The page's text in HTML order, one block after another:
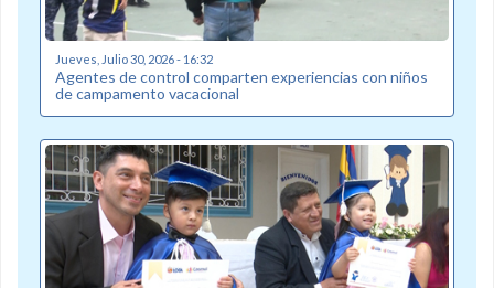
Jueves, Julio 30, 2026 - 16:32
Agentes de control comparten experiencias con niños
de campamento vacacional